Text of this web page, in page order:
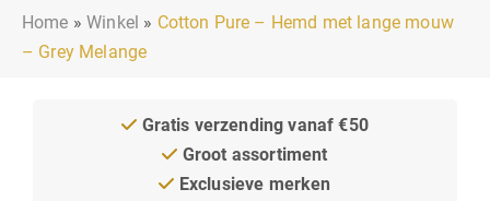
Home »Winkel » Cotton Pure – Hemd met lange mouw
– Grey Melange
Gratis verzending vanaf €50
Groot assortiment
Exclusieve merken